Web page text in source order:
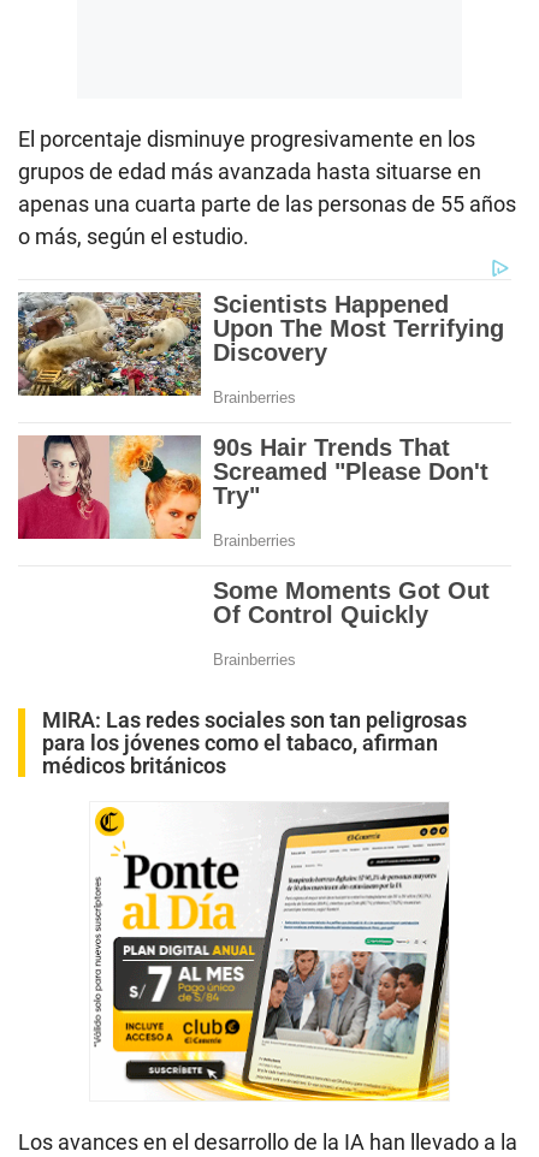
El porcentaje disminuye progresivamente en los
grupos de edad más avanzada hasta situarse en
apenas una cuarta parte de las personas de 55 años
o más, según el estudio.
MIRA: Las redes sociales son tan peligrosas
para los jóvenes como el tabaco, afirman
médicos británicos
Los avances en el desarrollo de la IA han llevado a la